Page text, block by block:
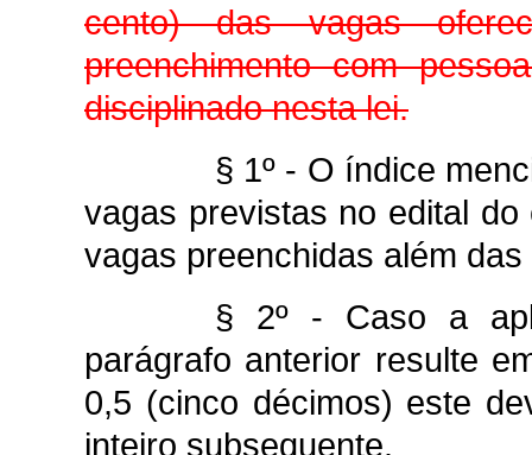
cento) das vagas
preenchimento com
disciplinado nesta lei.
§ 1º - O índice
vagas previstas no edital
vagas preenchidas além
§ 2º - Caso a
parágrafo anterior resulte
0,5 (cinco décimos) este
inteiro subsequente.